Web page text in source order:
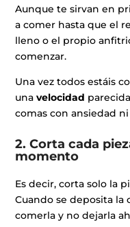
Aunque te sirvan en
a comer hasta que el
lleno o el propio
comenzar.
Una vez todos estáis
una velocidad
comas con ansiedad
2. Corta cada
momento
Es decir, corta solo la
Cuando se deposita la
comerla y no dejarla